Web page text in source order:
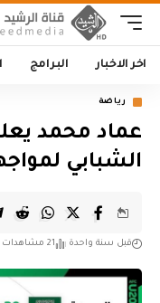
اخر الاخبار البرامج
رياضة
عماد محمد
الشبابي
قبل سنة واحدة 21 مشاهدات